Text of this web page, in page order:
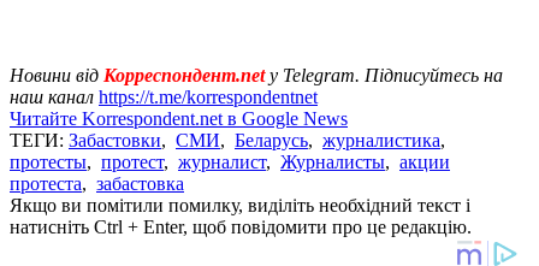
Новини від Корреспондент.net у Telegram. Підписуйтесь на
наш канал https://t.me/korrespondentnet
Читайте Korrespondent.net в Google News
ТЕГИ: Забастовки, СМИ, Беларусь, журналистика,
протесты, протест, журналист, Журналисты, акции
протеста, забастовка
Якщо ви помітили помилку, виділіть необхідний текст і
натисніть Ctrl + Enter, щоб повідомити про це редакцію.